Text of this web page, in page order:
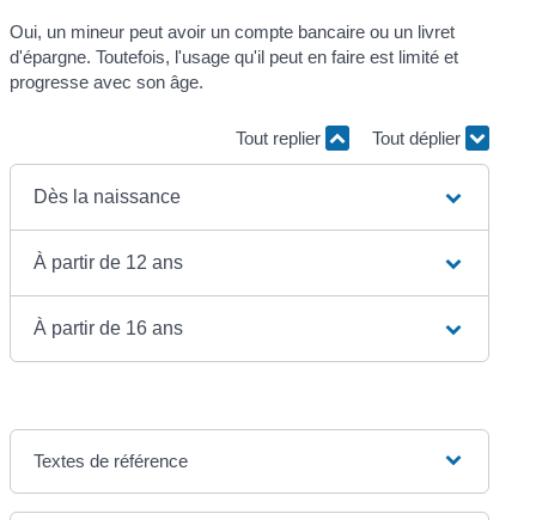
Oui, un mineur peut avoir un compte bancaire ou un livret
d'épargne. Toutefois, l'usage qu'il peut en faire est limité et
progresse avec son âge.
Tout replier Tout déplier
Dès la naissance
À partir de 12 ans
À partir de 16 ans
Textes de référence